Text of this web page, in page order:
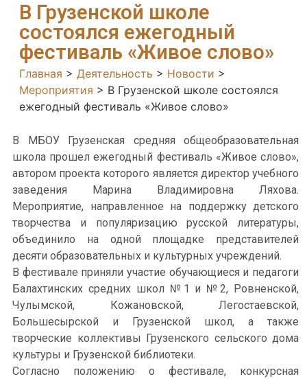
В Грузенской школе
состоялся ежегодный
фестиваль «Живое слово»
Главная > Деятельность > Новости >
Мероприятия > В Грузенской школе состоялся
ежегодный фестиваль «Живое слово»
В МБОУ Грузенская средняя общеобразовательная
школа прошел ежегодный фестиваль «Живое слово»,
автором проекта которого является директор учебного
заведения Марина Владимировна Ляхова.
Мероприятие, направленное на поддержку детского
творчества и популяризацию русской литературы,
объединило на одной площадке представителей
десяти образовательных и культурных учреждений.
В фестивале приняли участие обучающиеся и педагоги
Балахтинских средних школ №1 и №2, Ровненской,
Чулымской, Кожановской, Легостаевской,
Большесырской и Грузенской школ, а также
творческие коллективы Грузенского сельского дома
культуры и Грузенской библиотеки.
Согласно положению о фестивале, конкурсная